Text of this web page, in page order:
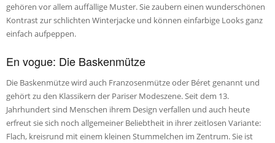
gehören vor allem auffällige Muster. Sie zaubern einen wunderschönen
Kontrast zur schlichten Winterjacke und können einfarbige Looks ganz
einfach aufpeppen.
En vogue: Die Baskenmütze
Die Baskenmütze wird auch Franzosenmütze oder Béret genannt und
gehört zu den Klassikern der Pariser Modeszene. Seit dem 13.
Jahrhundert sind Menschen ihrem Design verfallen und auch heute
erfreut sie sich noch allgemeiner Beliebtheit in ihrer zeitlosen Variante:
Flach, kreisrund mit einem kleinen Stummelchen im Zentrum. Sie ist